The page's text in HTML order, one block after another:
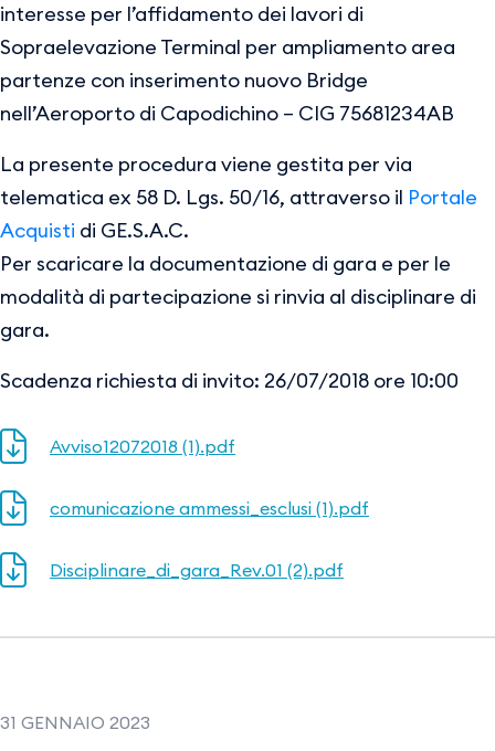
interesse per l’affidamento dei lavori di
Sopraelevazione Terminal per ampliamento area
partenze con inserimento nuovo Bridge
nell’Aeroporto di Capodichino – CIG 75681234AB
La presente procedura viene gestita per via
telematica ex 58 D. Lgs. 50/16, attraverso il Portale
Acquisti di GE.S.A.C.
Per scaricare la documentazione di gara e per le
modalità di partecipazione si rinvia al disciplinare di
gara.
Scadenza richiesta di invito: 26/07/2018 ore 10:00
Avviso12072018 (1).pdf
comunicazione ammessi_esclusi (1).pdf
Disciplinare_di_gara_Rev.01 (2).pdf
31 GENNAIO 2023